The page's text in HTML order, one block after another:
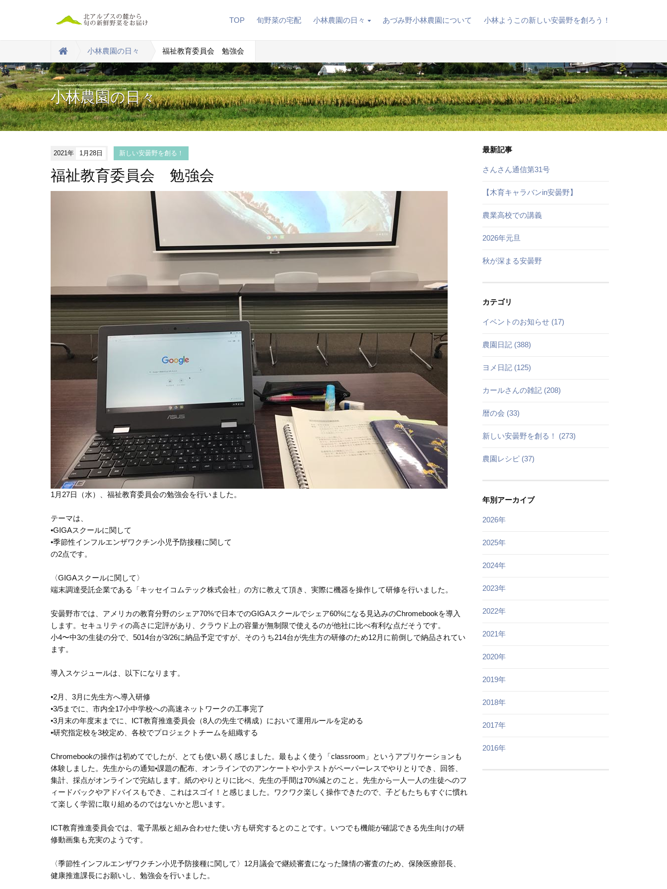
TOP 旬野菜の宅配 小林農園の日々 あづみ野小林農園について 小林ようこの新しい安曇野を創ろう！
小林農園の日々 福祉教育委員会 勉強会
小林農園の日々
2021年 1月28日 新しい安曇野を創る！
福祉教育委員会 勉強会
1月27日（水）、福祉教育委員会の勉強会を行いました。
テーマは、
•GIGAスクールに関して
•季節性インフルエンザワクチン小児予防接種に関して
の2点です。
〈GIGAスクールに関して〉
端末調達受託企業である「キッセイコムテック株式会社」の方に教えて頂き、実際に機器を操作して研修を行いました。
安曇野市では、アメリカの教育分野のシェア70%で日本でのGIGAスクールでシェア60%になる見込みのChromebookを導入
します。セキュリティの高さに定評があり、クラウド上の容量が無制限で使えるのが他社に比べ有利な点だそうです。
小4〜中3の生徒の分で、5014台が3/26に納品予定ですが、そのうち214台が先生方の研修のため12月に前倒しで納品されてい
ます。
導入スケジュールは、以下になります。
•2月、3月に先生方へ導入研修
•3/5までに、市内全17小中学校への高速ネットワークの工事完了
•3月末の年度末までに、ICT教育推進委員会（8人の先生で構成）において運用ルールを定める
•研究指定校を3校定め、各校でプロジェクトチームを組織する
Chromebookの操作は初めてでしたが、とても使い易く感じました。最もよく使う「classroom」というアプリケーションも
体験しました。先生からの通知•課題の配布、オンラインでのアンケートや小テストがペーパーレスでやりとりでき、回答、
集計、採点がオンラインで完結します。紙のやりとりに比べ、先生の手間は70%減とのこと。先生から一人一人の生徒へのフ
ィードバックやアドバイスもでき、これはスゴイ！と感じました。ワクワク楽しく操作できたので、子どもたちもすぐに慣れ
て楽しく学習に取り組めるのではないかと思います。
ICT教育推進委員会では、電子黒板と組み合わせた使い方も研究するとのことです。いつでも機能が確認できる先生向けの研
修動画集も充実のようです。
〈季節性インフルエンザワクチン小児予防接種に関して〉12月議会で継続審査になった陳情の審査のため、保険医療部長、
健康推進課長にお願いし、勉強会を行いました。
最新記事
さんさん通信第31号
【木育キャラバンin安曇野】
農業高校での講義
2026年元旦
秋が深まる安曇野
カテゴリ
イベントのお知らせ (17)
農園日記 (388)
ヨメ日記 (125)
カールさんの雑記 (208)
暦の会 (33)
新しい安曇野を創る！ (273)
農園レシピ (37)
年別アーカイブ
2026年
2025年
2024年
2023年
2022年
2021年
2020年
2019年
2018年
2017年
2016年